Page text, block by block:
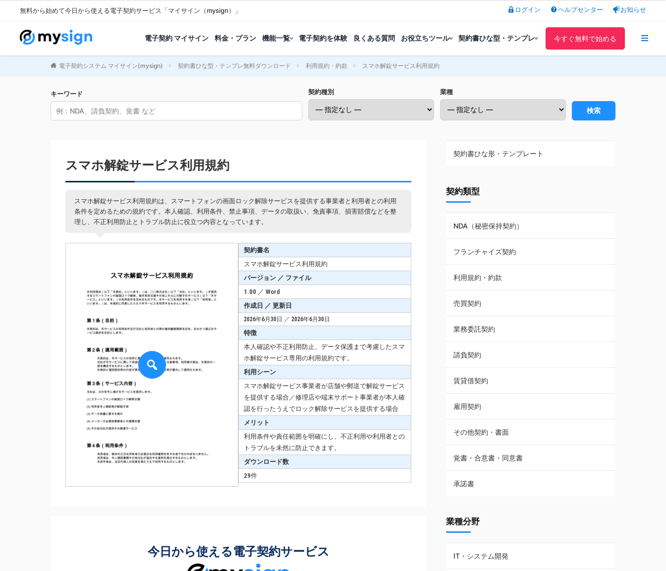
無料から始めて今日から使える電子契約サービス「マイサイン（mysign）」 ログイン ヘルプセンター お知らせ
電子契約 マイサイン 料金・プラン 機能一覧 電子契約を体験 良くある質問 お役立ちツール 契約書ひな型・テンプレ 今すぐ無料で始める
電子契約システム マイサイン(mysign) 契約書ひな型・テンプレ無料ダウンロード 利用規約・約款 スマホ解錠サービス利用規約
キーワード 契約種別 業種
検索
スマホ解錠サービス利用規約
スマホ解錠サービス利用規約は、スマートフォンの画面ロック解除サービスを提供する事業者と利用者との利用
条件を定めるための規約です。本人確認、利用条件、禁止事項、データの取扱い、免責事項、損害賠償などを整
理し、不正利用防止とトラブル防止に役立つ内容となっています。
契約書名
スマホ解錠サービス利用規約
バージョン ／ ファイル
1.00 ／ Word
作成日 ／ 更新日
2026年6月30日 ／ 2026年6月30日
特徴
本人確認や不正利用防止、データ保護まで考慮したスマ
ホ解錠サービス専用の利用規約です。
利用シーン
スマホ解錠サービス事業者が店舗や郵送で解錠サービス
を提供する場合／修理店や端末サポート事業者が本人確
認を行ったうえでロック解除サービスを提供する場合
メリット
利用条件や責任範囲を明確にし、不正利用や利用者との
トラブルを未然に防止できます。
ダウンロード数
29件
今日から使える電子契約サービス
契約書ひな形・テンプレート
NDA（秘密保持契約）
業務委託契約
利用規約・約款
覚書・合意書・同意書
承諾書
雇用契約
その他契約・書面
売買契約
株主総会議事録・関連書類
請負契約
フランチャイズ契約
賃貸借契約
契約類型
NDA（秘密保持契約）
フランチャイズ契約
利用規約・約款
売買契約
業務委託契約
請負契約
賃貸借契約
雇用契約
その他契約・書面
覚書・合意書・同意書
承諾書
業種分野
IT・システム開発